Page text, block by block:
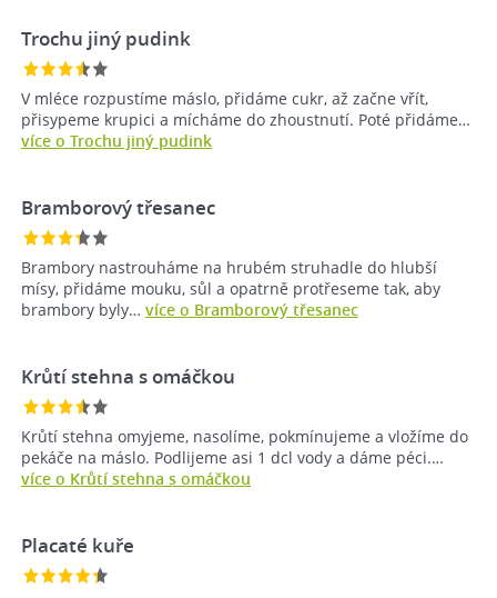
Trochu jiný pudink
V mléce rozpustíme máslo, přidáme cukr, až začne vřít,
přisypeme krupici a mícháme do zhoustnutí. Poté přidáme…
více o Trochu jiný pudink
Bramborový třesanec
Brambory nastrouháme na hrubém struhadle do hlubší
mísy, přidáme mouku, sůl a opatrně protřeseme tak, aby
brambory byly… více o Bramborový třesanec
Krůtí stehna s omáčkou
Krůtí stehna omyjeme, nasolíme, pokmínujeme a vložíme do
pekáče na máslo. Podlijeme asi 1 dcl vody a dáme péci.…
více o Krůtí stehna s omáčkou
Placaté kuře